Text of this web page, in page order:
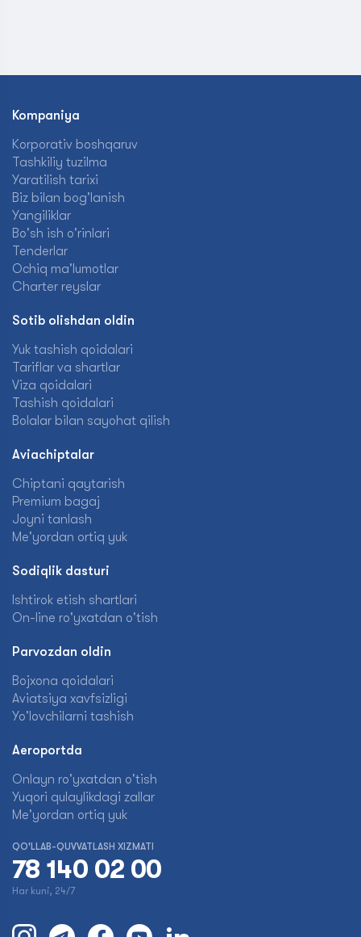
Kompaniya
Korporativ boshqaruv
Tashkiliy tuzilma
Yaratilish tarixi
Biz bilan bog'lanish
Yangiliklar
Bo'sh ish o'rinlari
Tenderlar
Ochiq ma'lumotlar
Charter reyslar
Sotib olishdan oldin
Yuk tashish qoidalari
Tariflar va shartlar
Viza qoidalari
Tashish qoidalari
Bolalar bilan sayohat qilish
Aviachiptalar
Chiptani qaytarish
Premium bagaj
Joyni tanlash
Me'yordan ortiq yuk
Sodiqlik dasturi
Ishtirok etish shartlari
On-line ro'yxatdan o'tish
Parvozdan oldin
Bojxona qoidalari
Aviatsiya xavfsizligi
Yo'lovchilarni tashish
Aeroportda
Onlayn ro'yxatdan o'tish
Yuqori qulaylikdagi zallar
Me'yordan ortiq yuk
QO'LLAB-QUVVATLASH XIZMATI
78 140 02 00
Har kuni, 24/7